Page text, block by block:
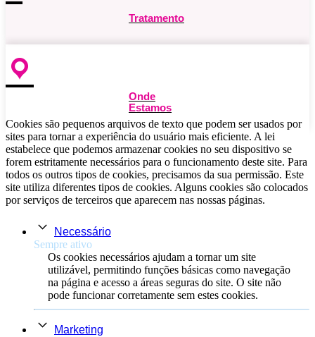
Tratamento
Onde
Estamos
Cookies são pequenos arquivos de texto que podem ser usados ​​por
sites para tornar a experiência do usuário mais eficiente. A lei
estabelece que podemos armazenar cookies no seu dispositivo se
forem estritamente necessários para o funcionamento deste site. Para
todos os outros tipos de cookies, precisamos da sua permissão. Este
site utiliza diferentes tipos de cookies. Alguns cookies são colocados
por serviços de terceiros que aparecem nas nossas páginas.
Necessário
Sempre ativo
Os cookies necessários ajudam a tornar um site
utilizável, permitindo funções básicas como navegação
na página e acesso a áreas seguras do site. O site não
pode funcionar corretamente sem estes cookies.
Marketing